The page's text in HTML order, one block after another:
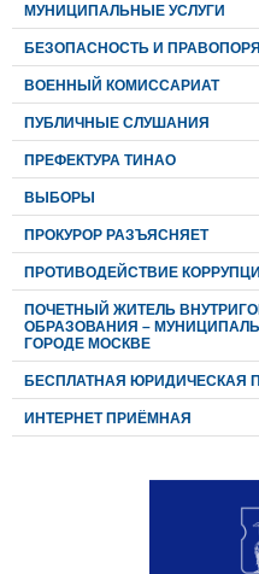
МУНИЦИПАЛЬНЫЕ УСЛУГИ
БЕЗОПАСНОСТЬ И
ВОЕННЫЙ КОМИССАРИАТ
ПУБЛИЧНЫЕ СЛУШАНИЯ
ПРЕФЕКТУРА ТИНАО
ВЫБОРЫ
ПРОКУРОР РАЗЪЯСНЯЕТ
ПРОТИВОДЕЙСТВИЕ
ПОЧЕТНЫЙ ЖИТЕЛЬ
ОБРАЗОВАНИЯ –
ГОРОДЕ МОСКВЕ
БЕСПЛАТНАЯ ЮРИДИЧЕСКАЯ
ИНТЕРНЕТ ПРИЁМНАЯ